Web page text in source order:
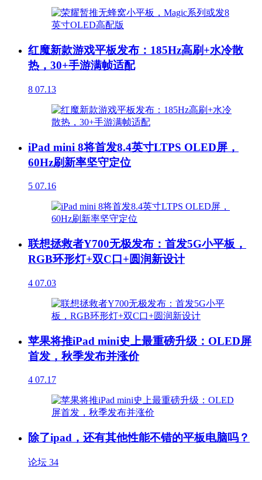
红魔新款游戏平板发布：185Hz高刷+水冷散
热，30+手游满帧适配
8 07.13
iPad mini 8将首发8.4英寸LTPS OLED屏，
60Hz刷新率坚守定位
5 07.16
联想拯救者Y700无极发布：首发5G小平板，
RGB环形灯+双C口+圆润新设计
4 07.03
苹果将推iPad mini史上最重磅升级：OLED屏
首发，秋季发布并涨价
4 07.17
除了ipad，还有其他性能不错的平板电脑吗？
论坛 34